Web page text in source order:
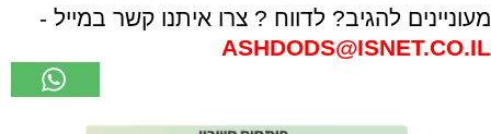
מעוניינים להגיב? לדווח ? צרו איתנו קשר במייל -
ASHDODS@ISNET.CO.IL